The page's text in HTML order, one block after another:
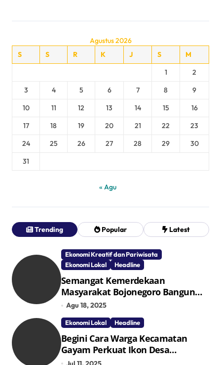
Agustus 2026
S
S R K J S
M
1
2
3
4 5 6 7 8
9
10
11 12 13 14 15
16
17
18 19 20 21 22
23
24
25 26 27 28 29
30
31
« Agu
Trending Popular Latest
Ekonomi Kreatif dan Pariwisata
Ekonomi Lokal
Headline
Semangat Kemerdekaan
Masyarakat Bojonegoro Bangun
Desa Mandiri Ekonomi
Agu 18, 2025
Ekonomi Lokal Headline
Begini Cara Warga Kecamatan
Gayam Perkuat Ikon Desa
Penggerak Ekonomi Lokal Melalui